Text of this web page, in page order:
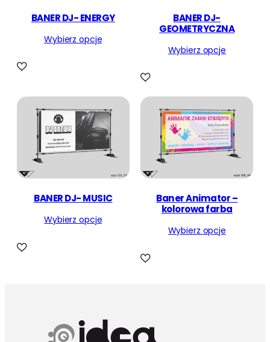
BANER DJ- ENERGY
Wybierz opcje
BANER DJ-
GEOMETRYCZNA
Wybierz opcje
BANER DJ- MUSIC
Wybierz opcje
Baner Animator –
kolorowa farba
Wybierz opcje